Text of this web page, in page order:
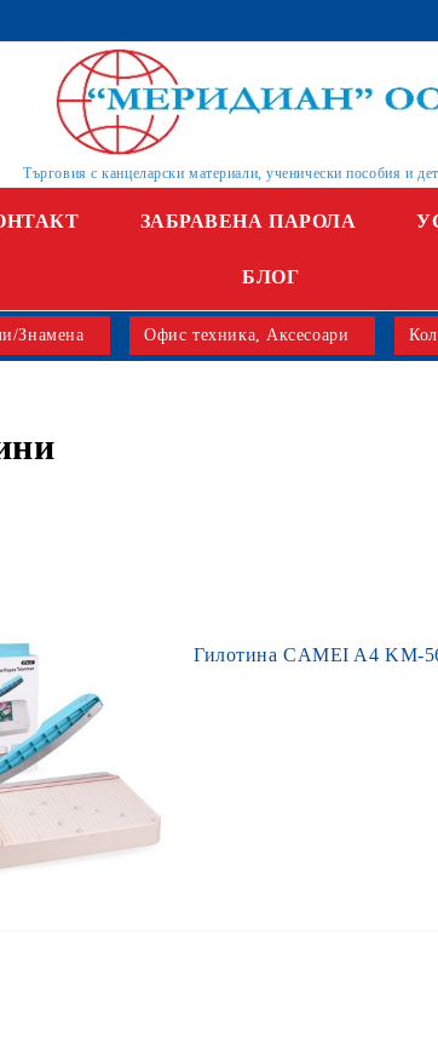
Търговия с канцеларски материали, ученически пособия и
ЗАБРАВЕНА ПАРОЛА
БЛОГ
Знамена Офис техника, Аксесоари
Гилотина CAMEI A4 KM-